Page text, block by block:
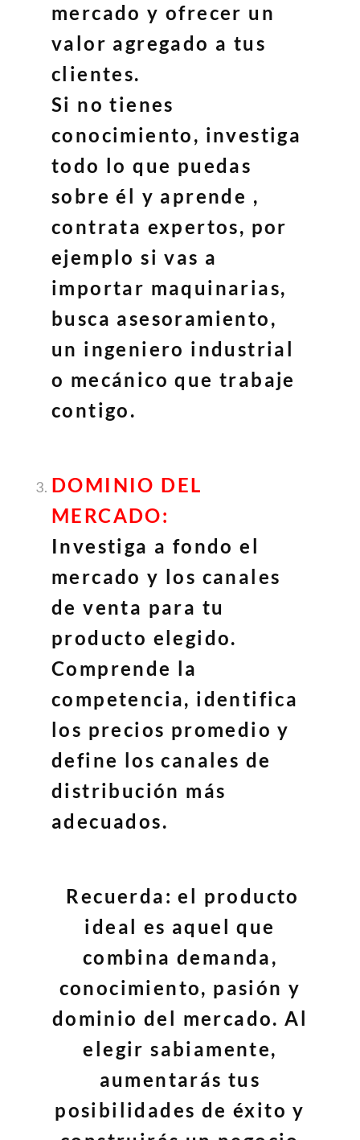
mercado y ofrecer un
valor agregado a tus
clientes.
Si no tienes
conocimiento, investiga
todo lo que puedas
sobre él y aprende ,
contrata expertos, por
ejemplo si vas a
importar maquinarias,
busca asesoramiento,
un ingeniero industrial
o mecánico que trabaje
contigo.
DOMINIO DEL
MERCADO:
Investiga a fondo el
mercado y los canales
de venta para tu
producto elegido.
Comprende la
competencia, identifica
los precios promedio y
define los canales de
distribución más
adecuados.
Recuerda: el producto
ideal es aquel que
combina demanda,
conocimiento, pasión y
dominio del mercado. Al
elegir sabiamente,
aumentarás tus
posibilidades de éxito y